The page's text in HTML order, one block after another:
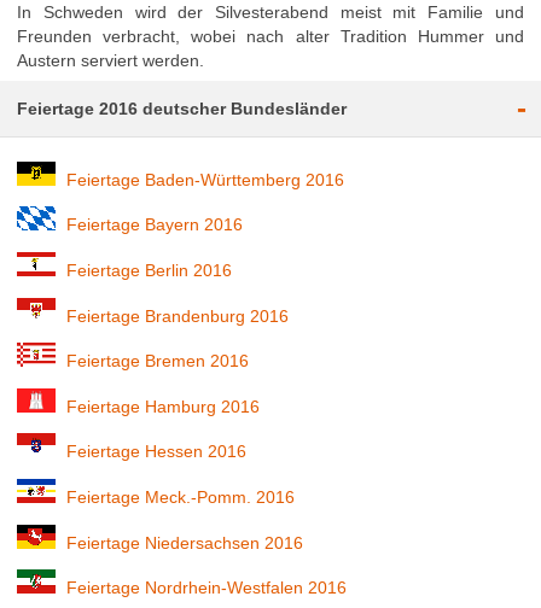
In Schweden wird der Silvesterabend meist mit Familie und
Freunden verbracht, wobei nach alter Tradition Hummer und
Austern serviert werden.
Feiertage 2016 deutscher Bundesländer -
Feiertage Baden-Württemberg 2016
Feiertage Bayern 2016
Feiertage Berlin 2016
Feiertage Brandenburg 2016
Feiertage Bremen 2016
Feiertage Hamburg 2016
Feiertage Hessen 2016
Feiertage Meck.-Pomm. 2016
Feiertage Niedersachsen 2016
Feiertage Nordrhein-Westfalen 2016